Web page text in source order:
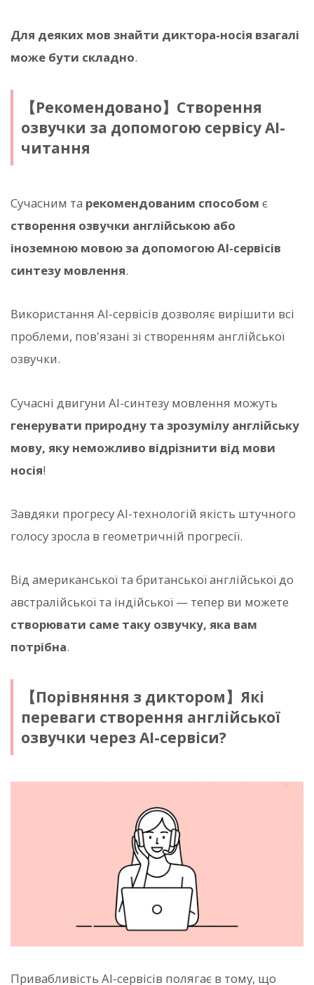
Для деяких мов знайти диктора-носія взагалі
може бути складно.
【Рекомендовано】Створення
озвучки за допомогою сервісу AI-
читання
Сучасним та рекомендованим способом є
створення озвучки англійською або
іноземною мовою за допомогою AI-сервісів
синтезу мовлення.
Використання AI-сервісів дозволяє вирішити всі
проблеми, пов'язані зі створенням англійської
озвучки.
Сучасні двигуни AI-синтезу мовлення можуть
генерувати природну та зрозумілу англійську
мову, яку неможливо відрізнити від мови
носія!
Завдяки прогресу AI-технологій якість штучного
голосу зросла в геометричній прогресії.
Від американської та британської англійської до
австралійської та індійської — тепер ви можете
створювати саме таку озвучку, яка вам
потрібна.
【Порівняння з диктором】Які
переваги створення англійської
озвучки через AI-сервіси?
Привабливість AI-сервісів полягає в тому, що